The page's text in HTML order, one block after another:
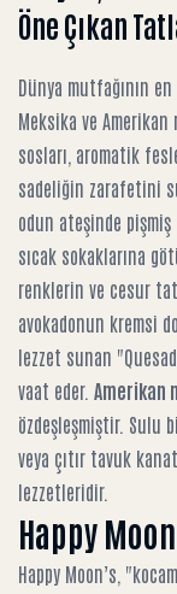
Öne Çıkan
Dünya mutfağının
Meksika ve Amerikan
sosları, aromatik
sadeliğin zarafetini
odun ateşinde
sıcak sokaklarına
renklerin ve cesur
avokadonun kremsi
lezzet sunan
vaat eder. Amerikan
özdeşleşmiştir. Sulu
veya çıtır tavuk
lezzetleridir.
Happy
Happy Moon’s,